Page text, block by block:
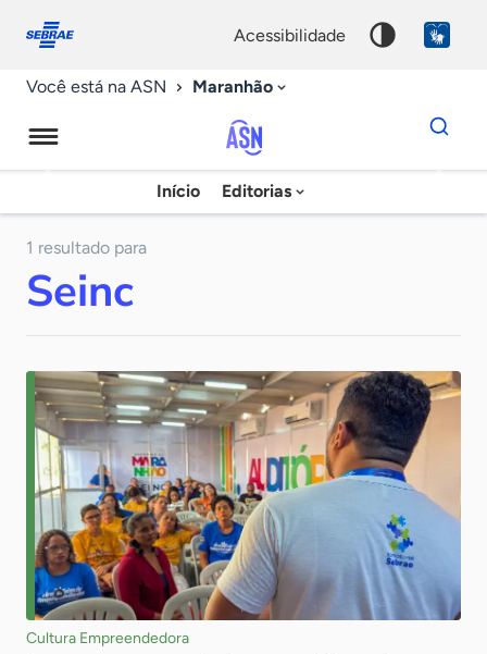
conosco
acessibilidade
Você está na ASN Maranhão
Agência
Sebrae
Início Editorias
Dados
para
chave
1 resultado para
Seinc
Cultura Empreendedora